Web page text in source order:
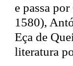
e passa
1580),
Eça de
literatura